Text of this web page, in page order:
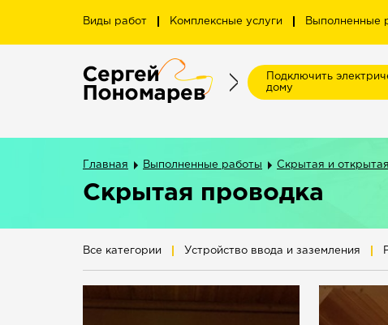
Виды работ Комплексные услуги Выполненные
Подключить
дому
Главная Выполненные работы Скрытая и
Скрытая проводка
Все категории Устройство ввода и заземления